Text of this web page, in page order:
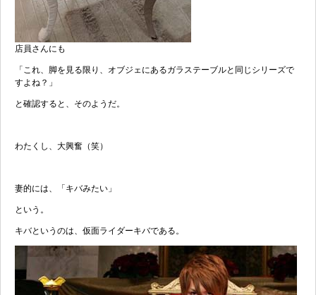
店員さんにも
「これ、脚を見る限り、オブジェにあるガラステーブルと同じシリーズで
すよね？」
と確認すると、そのようだ。
わたくし、大興奮（笑）
妻的には、「キバみたい」
という。
キバというのは、仮面ライダーキバである。